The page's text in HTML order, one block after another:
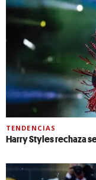
TENDENCIAS
Harry Styles rechaza